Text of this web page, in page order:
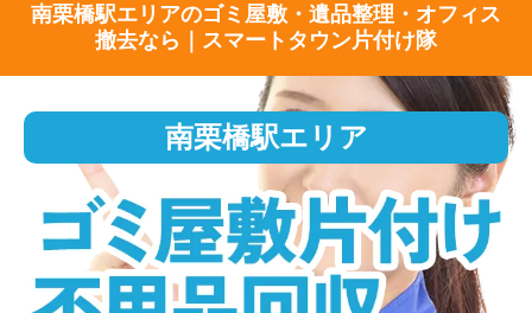
南栗橋駅エリアのゴミ屋敷・遺品整理・オフィス
撤去なら｜スマートタウン片付け隊
南栗橋駅エリア